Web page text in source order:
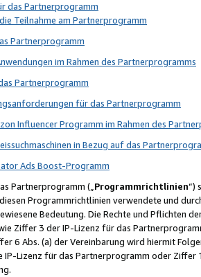
das Partnerprogramm
Teilnahme am Partnerprogramm
Partnerprogramm
im Rahmen des Partnerprogramms
Partnerprogramm
für das Partnerprogramm
Influencer Programm im Rahmen des
in Bezug auf das
Ads Boost-Programm
Partnerprogramm („Programmrichtlinien“)
Programmrichtlinien verwendete und
Bedeutung. Die Rechte und Pflichten
Ziffer 3 der IP-Lizenz für das
6 Abs. (a) der Vereinbarung wird hiermit
IP-Lizenz für das Partnerprogramm oder